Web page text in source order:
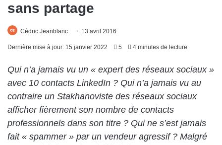
sans partage
Cédric Jeanblanc 13 avril 2016
Dernière mise à jour: 15 janvier 2022 5 4 minutes de lecture
Qui n’a jamais vu un « expert des réseaux sociaux »
avec 10 contacts LinkedIn ? Qui n’a jamais vu au
contraire un Stakhanoviste des réseaux sociaux
afficher fièrement son nombre de contacts
professionnels dans son titre ? Qui ne s’est jamais
fait « spammer » par un vendeur agressif ? Malgré